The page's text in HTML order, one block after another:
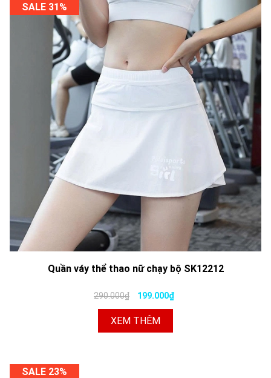
SALE 31%
Quần váy thể thao nữ chạy bộ SK12212
290.000₫ 199.000₫
XEM THÊM
SALE 23%